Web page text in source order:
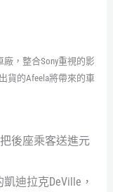
廠，整合Sony重視的影
貨的Afeela將帶來的車
後座乘客送進元
迪拉克DeVille，